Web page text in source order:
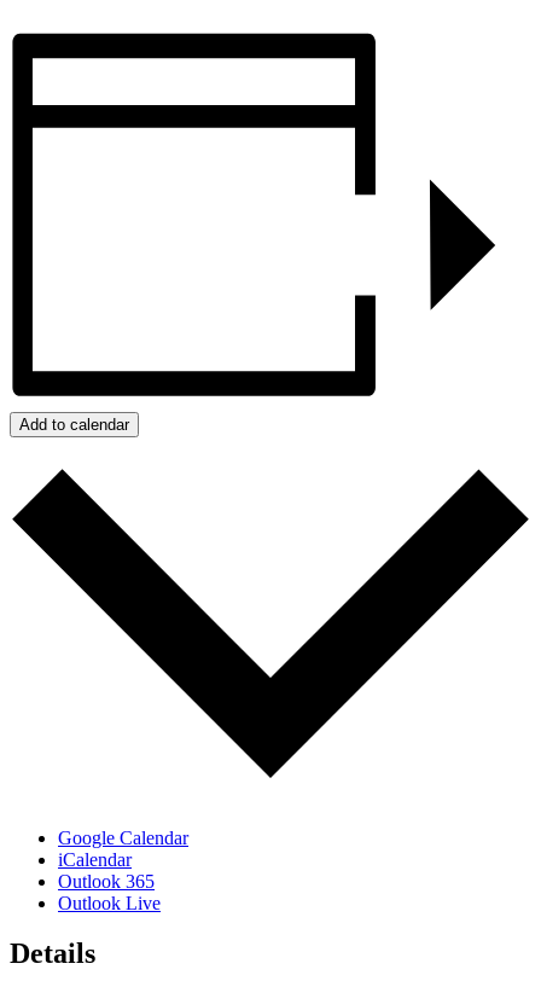
Add to calendar
Google Calendar
iCalendar
Outlook 365
Outlook Live
Details
Anmäl dig till vårt nyhetsbrev!
Gå med i vår e-postlista för att hålla dig uppdaterad